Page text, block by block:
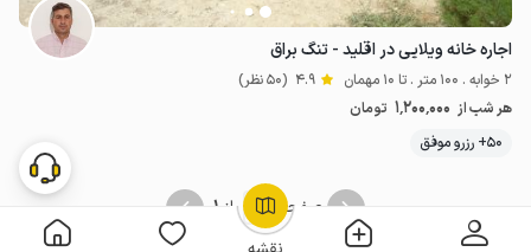
OpenStreetMap
اجاره خانه ویلایی در اقلید - تنگ براق
2 خوابه . 100 متر . تا 10 مهمان 4.9 (50 نظر)
هر شب از 1٬200٬000 تومان
50+ رزرو موفق
صفحه 1 از 1